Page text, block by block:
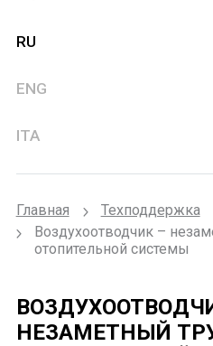
RU
ENG
ITA
Главная
Техподдержка
Воздухоотводчик –
отопительной системы
НЕЗАМЕТНЫЙ